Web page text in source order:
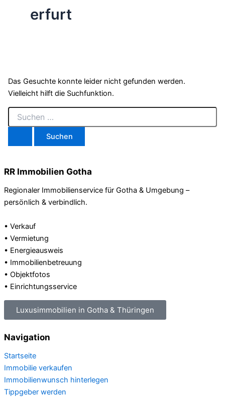
erfurt
Das Gesuchte konnte leider nicht gefunden werden.
Vielleicht hilft die Suchfunktion.
RR Immobilien Gotha
Regionaler Immobilienservice für Gotha & Umgebung –
persönlich & verbindlich.
• Verkauf
• Vermietung
• Energieausweis
• Immobilienbetreuung
• Objektfotos
• Einrichtungsservice
Luxusimmobilien in Gotha & Thüringen
Navigation
Startseite
Immobilie verkaufen
Immobilienwunsch hinterlegen
Tippgeber werden